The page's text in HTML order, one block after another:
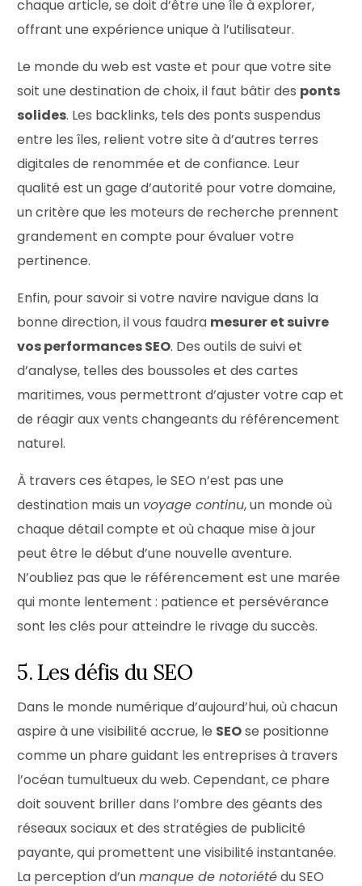
chaque article, se doit d’être une île à explorer,
offrant une expérience unique à l’utilisateur.
Le monde du web est vaste et pour que votre site
soit une destination de choix, il faut bâtir des ponts
solides. Les backlinks, tels des ponts suspendus
entre les îles, relient votre site à d’autres terres
digitales de renommée et de confiance. Leur
qualité est un gage d’autorité pour votre domaine,
un critère que les moteurs de recherche prennent
grandement en compte pour évaluer votre
pertinence.
Enfin, pour savoir si votre navire navigue dans la
bonne direction, il vous faudra mesurer et suivre
vos performances SEO. Des outils de suivi et
d’analyse, telles des boussoles et des cartes
maritimes, vous permettront d’ajuster votre cap et
de réagir aux vents changeants du référencement
naturel.
À travers ces étapes, le SEO n’est pas une
destination mais un voyage continu, un monde où
chaque détail compte et où chaque mise à jour
peut être le début d’une nouvelle aventure.
N’oubliez pas que le référencement est une marée
qui monte lentement : patience et persévérance
sont les clés pour atteindre le rivage du succès.
5. Les défis du SEO
Dans le monde numérique d’aujourd’hui, où chacun
aspire à une visibilité accrue, le SEOse positionne
comme un phare guidant les entreprises à travers
l’océan tumultueux du web. Cependant, ce phare
doit souvent briller dans l’ombre des géants des
réseaux sociaux et des stratégies de publicité
payante, qui promettent une visibilité instantanée.
La perception d’unmanque de notoriétédu SEO